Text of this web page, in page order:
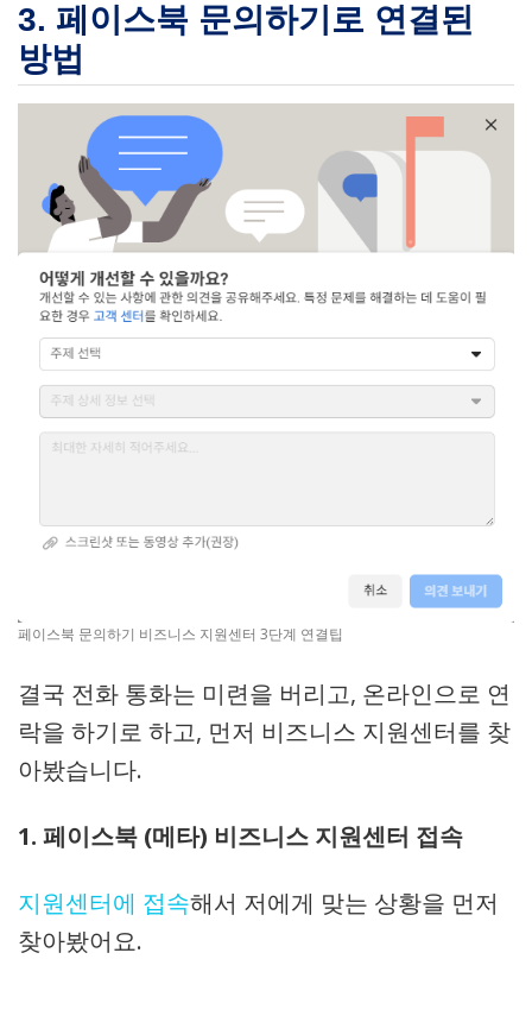
3. 페이스북 문의하기로 연결된
방법
페이스북 문의하기 비즈니스 지원센터 3단계 연결팁
결국 전화 통화는 미련을 버리고, 온라인으로 연
락을 하기로 하고, 먼저 비즈니스 지원센터를 찾
아봤습니다.
1. 페이스북 (메타) 비즈니스 지원센터 접속
지원센터에 접속해서 저에게 맞는 상황을 먼저
찾아봤어요.